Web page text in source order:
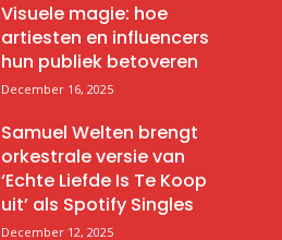
Visuele magie: hoe
artiesten en influencers
hun publiek betoveren
December 16, 2025
Samuel Welten brengt
orkestrale versie van
‘Echte Liefde Is Te Koop
uit’ als Spotify Singles
December 12, 2025